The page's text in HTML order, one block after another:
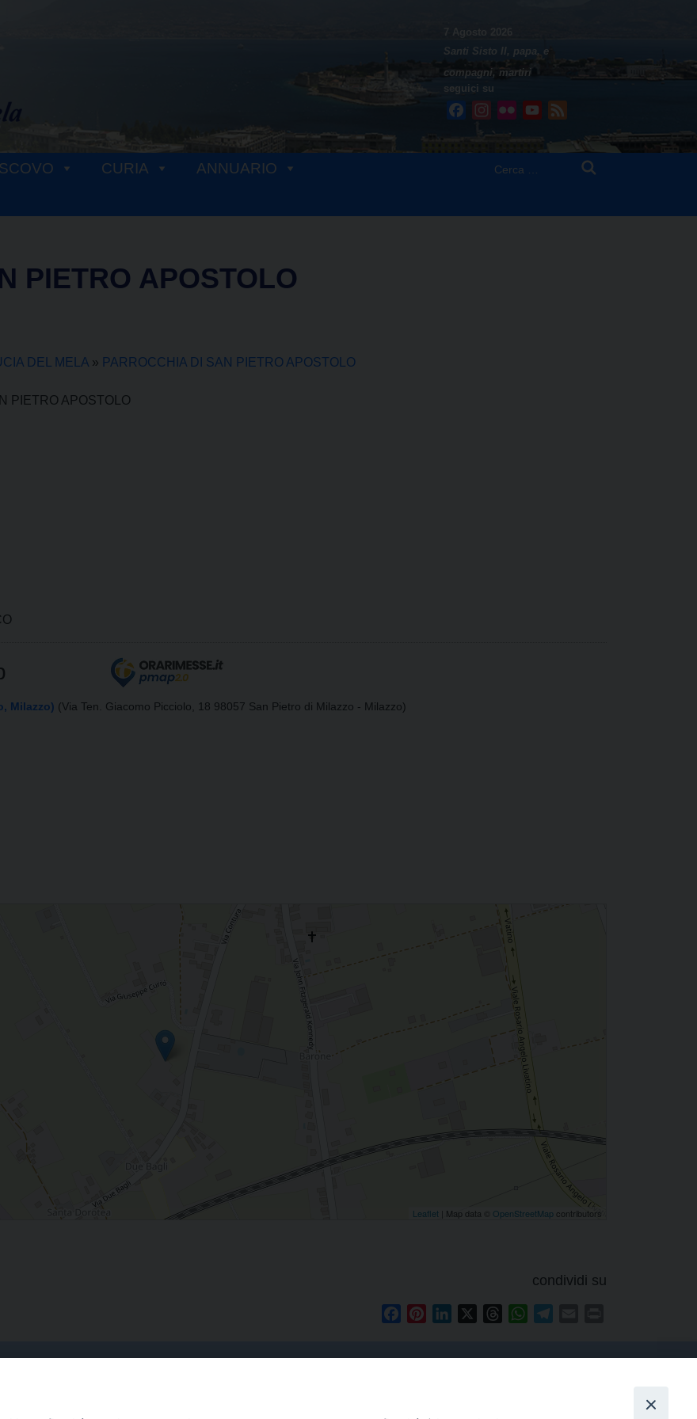
7 Agosto 2026
Santi Sisto II, papa, e
compagni, martiri
seguici su
FacebookInstagram
Flickr YouTube
CURIA
ANNUARIO
PIETRO APOSTOLO
DEL MELA » PARROCCHIA DI SAN PIETRO APOSTOLO
PIETRO APOSTOLO
Milazzo) (Via Ten. Giacomo Picciolo, 18 98057 San Pietro di Milazzo - Milazzo)
Leaflet | Map data © OpenStreetMap contributors
condividi su
FacebookPinterestLinkedIn ThreadsWhatsApp